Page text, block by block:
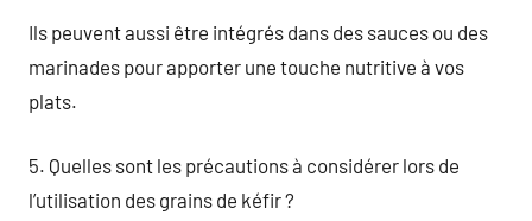
Ils peuvent aussi être intégrés dans des sauces ou des
marinades pour apporter une touche nutritive à vos
plats.
5. Quelles sont les précautions à considérer lors de
l’utilisation des grains de kéfir ?